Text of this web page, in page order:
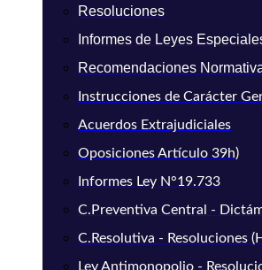
Resoluciones
Informes de Leyes
Recomendaciones
Instrucciones de Carácter
Acuerdos Extrajudiciales
Oposiciones Artículo 39h)
Informes Ley N°19.733
C.Preventiva Central -
C.Resolutiva - Resoluciones
Ley Antimonopolio -